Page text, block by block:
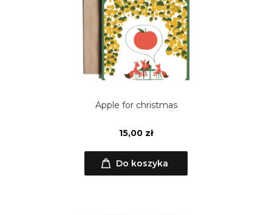
Apple for christmas
15,00 zł
Do koszyka